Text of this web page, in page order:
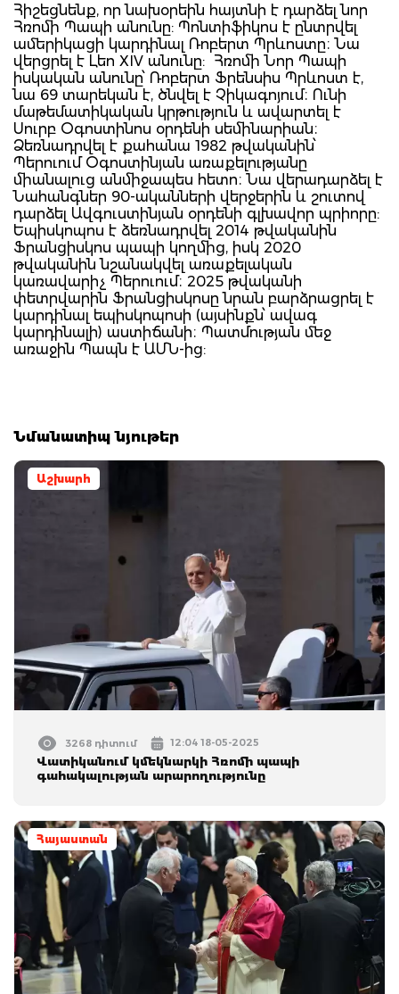
Հիշեցնենք, որ նախօրեին հայտնի է դարձել նոր
Հռոմի Պապի անունը: Պոնտիֆիկոս է ընտրվել
ամերիկացի կարդինալ Ռոբերտ Պրևոստը։ Նա
վերցրել է Լեո XIV անունը: Հռոմի Նոր Պապի
իսկական անունը՝ Ռոբերտ Ֆրենսիս Պրևոստ է,
նա 69 տարեկան է, ծնվել է Չիկագոյում։ Ունի
մաթեմատիկական կրթություն և ավարտել է
Սուրբ Օգոստինոս օրդենի սեմինարիան։
Ձեռնադրվել է քահանա 1982 թվականին՝
Պերուում Օգոստինյան առաքելությանը
միանալուց անմիջապես հետո։ Նա վերադարձել է
Նահանգներ 90-ականների վերջերին և շուտով
դարձել Ավգուստինյան օրդենի գլխավոր պրիորը:
Եպիսկոպոս է ձեռնադրվել 2014 թվականին
Ֆրանցիսկոս պապի կողմից, իսկ 2020
թվականին նշանակվել առաքելական
կառավարիչ Պերուում։ 2025 թվականի
փետրվարին Ֆրանցիսկոսը նրան բարձրացրել է
կարդինալ եպիսկոպոսի (այսինքն՝ ավագ
կարդինալի) աստիճանի։ Պատմության մեջ
առաջին Պապն է ԱՄՆ-ից:
Նմանատիպ նյութեր
Աշխարհ
3268 դիտում 12:04 18-05-2025
Վատիկանում կմեկնարկի Հռոմի պապի
գահակալության արարողությունը
Հայաստան